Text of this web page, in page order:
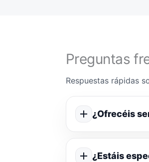
Preguntas
Respuestas rápidas
¿Ofrecéis
¿Estáis